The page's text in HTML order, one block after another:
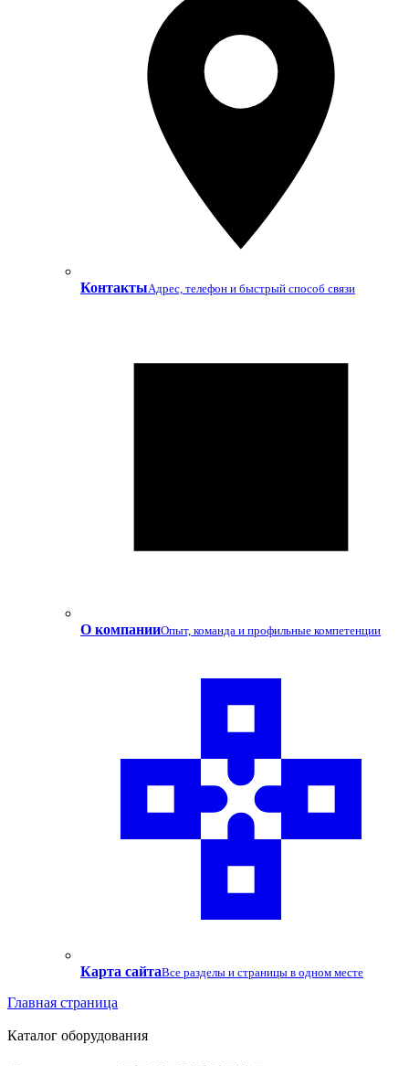
КонтактыАдрес, телефон и быстрый способ связи
О компанииОпыт, команда и профильные компетенции
Карта сайтаВсе разделы и страницы в одном месте
Главная страница
Каталог оборудования